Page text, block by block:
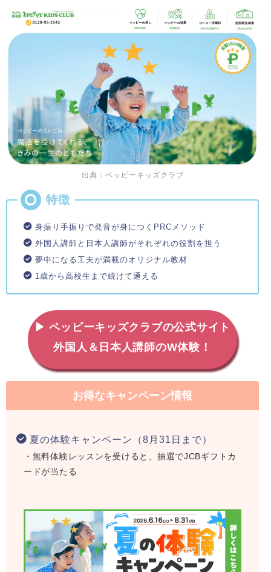
出典：ペッピーキッズクラブ
身振り手振りで発音が身につくPRCメソッド
外国人講師と日本人講師がそれぞれの役割を担う
夢中になる工夫が満載のオリジナル教材
1歳から高校生まで続けて通える
▶ ペッピーキッズクラブの公式サイト
外国人＆日本人講師のW体験！
お得なキャンペーン情報
夏の体験キャンペーン（8月31日まで）
・無料体験レッスンを受けると、抽選でJCBギフトカ
ードが当たる